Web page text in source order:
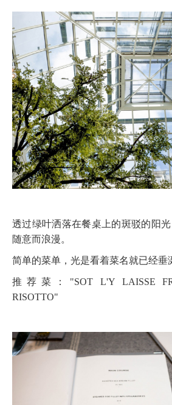
透过绿叶洒落在餐桌上的斑驳的阳光，衬托着这里的气氛
随意而浪漫。
简单的菜单，光是看着菜名就已经垂
推荐菜："SOT L'Y LAISSE FRICASSE CHICKEN
RISOTTO"